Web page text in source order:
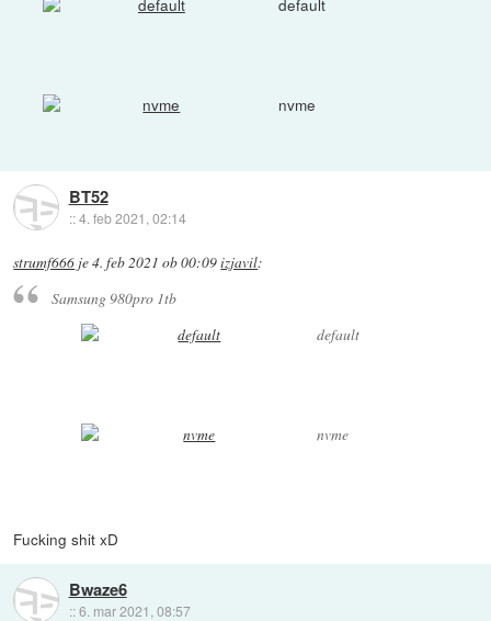
default
nvme
BT52
::4. feb 2021, 02:14
strumf666 je4. feb 2021 ob 00:09izjavil:
Samsung 980pro 1tb
default
nvme
Fucking shit xD
Bwaze6
::6. mar 2021, 08:57